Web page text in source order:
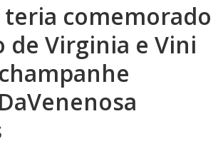
comemorado
Virginia e Vini